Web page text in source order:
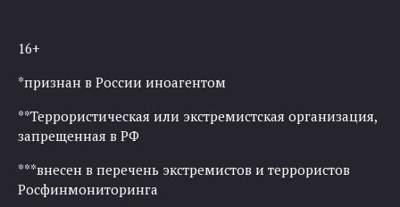
16+
*признан в России иноагентом
**Террористическая или экстремистская организация,
запрещенная в РФ
***внесен в перечень экстремистов и террористов
Росфинмониторинга